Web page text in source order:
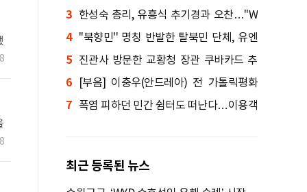
림픽공원 해결해야"
3
한성숙 총리, 유흥식 추기경과 오찬…"W
YD 최선 다해 지원"
4
''북향민'' 명칭 반발한 탈북민 단체, 유엔
인권위 진정
5
진관사 방문한 교황청 장관 쿠바카드 추
기경 "공통된 믿음 있어"
6
[부음] 이충우(안드레아) 전 가톨릭평화
신문 편집국장 선종
7
폭염 피하던 민간 쉼터도 떠난다…이용객
최근 등록된 뉴스